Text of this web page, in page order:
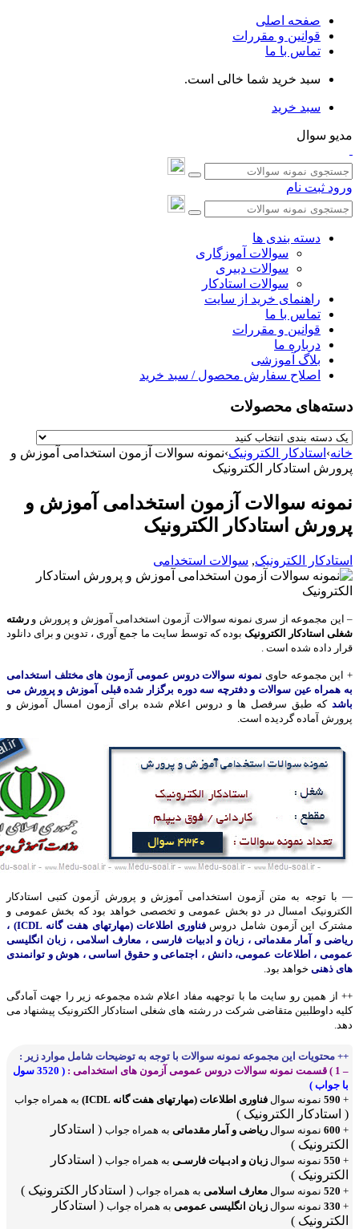
صفحه اصلی
قوانین و مقررات
تماس با ما
سبد خرید شما خالی است.
سبد خرید
مدیو سوال
ورود ثبت نام
دسته بندی ها
سوالات آموزگاری
سوالات دبیری
سوالات استادکار
راهنمای خرید از سایت
تماس با ما
قوانین و مقررات
درباره ما
بلاگ آموزشی
اصلاح سفارش محصول / سبد خرید
دسته‌های محصولات
خانه› استادکار الکترونیک›نمونه سوالات آزمون استخدامی آموزش و
پرورش استادکار الکترونیک
نمونه سوالات آزمون استخدامی آموزش و
پرورش استادکار الکترونیک
استادکار الکترونیک, سوالات استخدامی
– این مجموعه از سری نمونه سوالات آزمون استخدامی آموزش و پرورش و رشته
شغلی استادکار الکترونیک بوده که توسط سایت ما جمع آوری ، تدوین و برای دانلود
قرار داده شده است .
+ این مجموعه حاوی نمونه سوالات دروس عمومی آزمون های مختلف استخدامی
به همراه عین سوالات و دفترچه سه دوره برگزار شده قبلی آموزش و پرورش می
باشد که طبق سرفصل ها و دروس اعلام شده برای آزمون امسال آموزش و
پرورش آماده گردیده است.
— با توجه به متن آزمون استخدامی آموزش و پرورش آزمون کتبی استادکار
الکترونیک امسال در دو بخش عمومی و تخصصی خواهد بود که بخش عمومی و
مشترک این آزمون شامل دروس
فناوری اطلاعات (مهارتهای هفت گانه ICDL) ،
ریاضی و آمار مقدماتی ، زبان و ادبیات فارسی ، معارف اسلامی ، زبان انگلیسی
عمومی ، اطلاعات عمومی، دانش ، اجتماعی و حقوق اساسی ، هوش و توانمندی
های ذهنی خواهد بود.
++ از همین رو سایت ما با توجهبه مفاد اعلام شده مجموعه زیر را جهت آمادگی
کلیه داوطلبین متقاضی شرکت در رشته های شغلی استادکار الکترونیک پیشنهاد می
دهد.
++ محتویات این مجموعه نمونه سوالات با توجه به توضیحات شامل موارد زیر :
– 1 ) قسمت نمونه سوالات دروس عمومی آزمون های استخدامی :
( 3520 سول
با جواب )
+
نمونه سوال فناوری اطلاعات (مهارتهای هفت گانه ICDL) به همراه جواب
( استادکار الکترونیک )
+
600 نمونه سوال ریاضی و آمار مقدماتی به همراه جواب ( استادکار
الکترونیک )
+
550 نمونه سوال زبان و ادبـیات فارسـی به همراه جواب ( استادکار
الکترونیک )
+
520 نمونه سوال معارف اسلامی به همراه جواب ( استادکار الکترونیک )
+
330 نمونه سوال زبان انگلیسی عمومی به همراه جواب ( استادکار
الکترونیک )